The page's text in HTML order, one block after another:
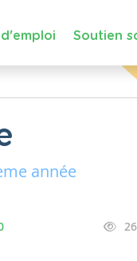
Soutien
année